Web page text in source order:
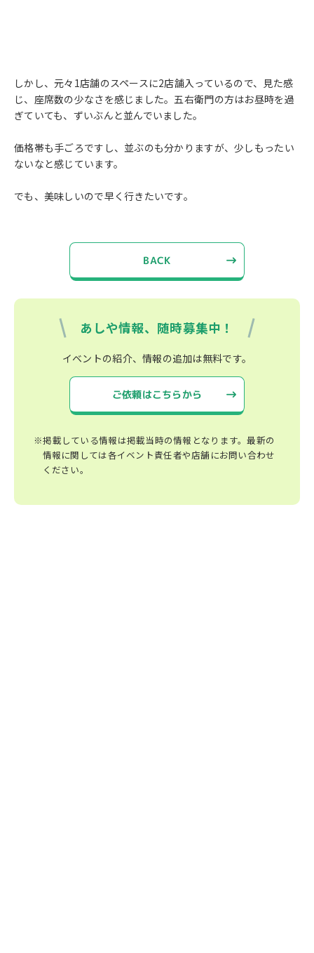
しかし、元々1店舗のスペースに2店舗入っているので、見た感
じ、座席数の少なさを感じました。五右衛門の方はお昼時を過
ぎていても、ずいぶんと並んでいました。
価格帯も手ごろですし、並ぶのも分かりますが、少しもったい
ないなと感じています。
でも、美味しいので早く行きたいです。
BACK
あしや情報、随時募集中！
イベントの紹介、情報の追加は無料です。
ご依頼はこちらから
※掲載している情報は掲載当時の情報となります。最新の
情報に関しては各イベント責任者や店舗にお問い合わせ
ください。